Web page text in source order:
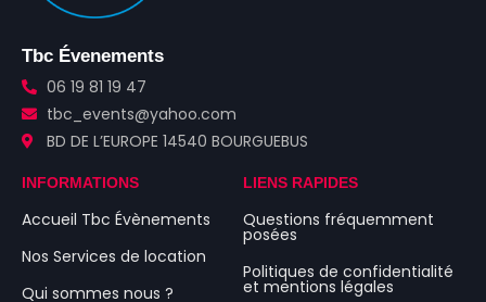
Tbc Évenements
06 19 81 19 47
tbc_events@yahoo.com
BD DE L’EUROPE 14540 BOURGUEBUS
INFORMATIONS
Accueil Tbc Évènements
Nos Services de location
Qui sommes nous ?
LIENS RAPIDES
Questions fréquemment
posées
Politiques de confidentialité
et mentions légales